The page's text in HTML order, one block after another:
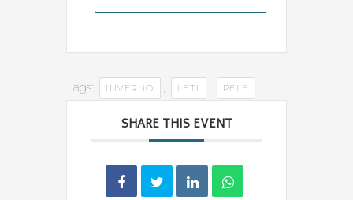
Tags: INVERNO , LETI , PELE
SHARE THIS EVENT